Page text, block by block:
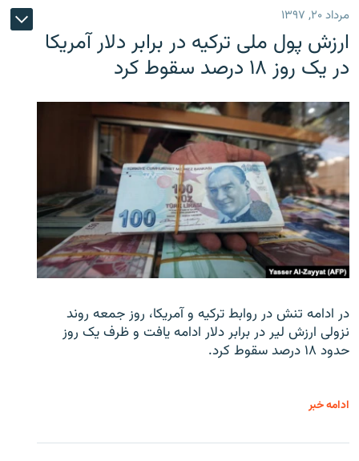
مرداد ۲۰, ۱۳۹۷
ارزش پول ملی ترکیه در برابر دلار آمریکا
در یک روز ۱۸ درصد سقوط کرد
در ادامه تنش در روابط ترکیه و آمریکا، روز جمعه روند
نزولی ارزش لیر در برابر دلار ادامه یافت و ظرف یک روز
حدود ۱۸ درصد سقوط کرد.
ادامه خبر